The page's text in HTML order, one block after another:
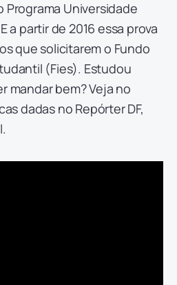
Programa Universidade
a partir de 2016 essa prova
que solicitarem o Fundo
(Fies). Estudou
mandar bem? Veja no
dadas no Repórter DF,